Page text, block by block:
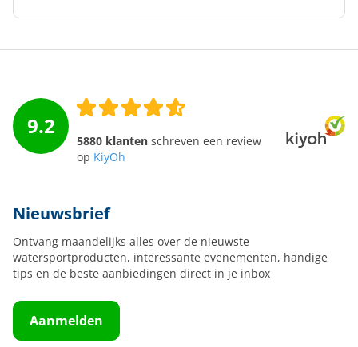
9.2
5880 klanten schreven een review
op KiyOh
Nieuwsbrief
Ontvang maandelijks alles over de nieuwste
watersportproducten, interessante evenementen, handige
tips en de beste aanbiedingen direct in je inbox
Aanmelden